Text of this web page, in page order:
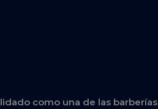
como una de las barberías